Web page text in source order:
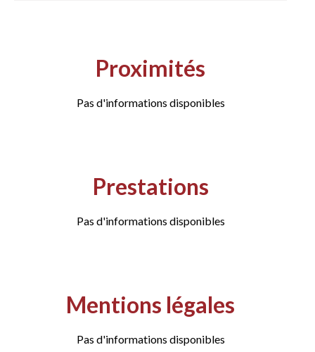
Proximités
Pas d'informations disponibles
Prestations
Pas d'informations disponibles
Mentions légales
Pas d'informations disponibles